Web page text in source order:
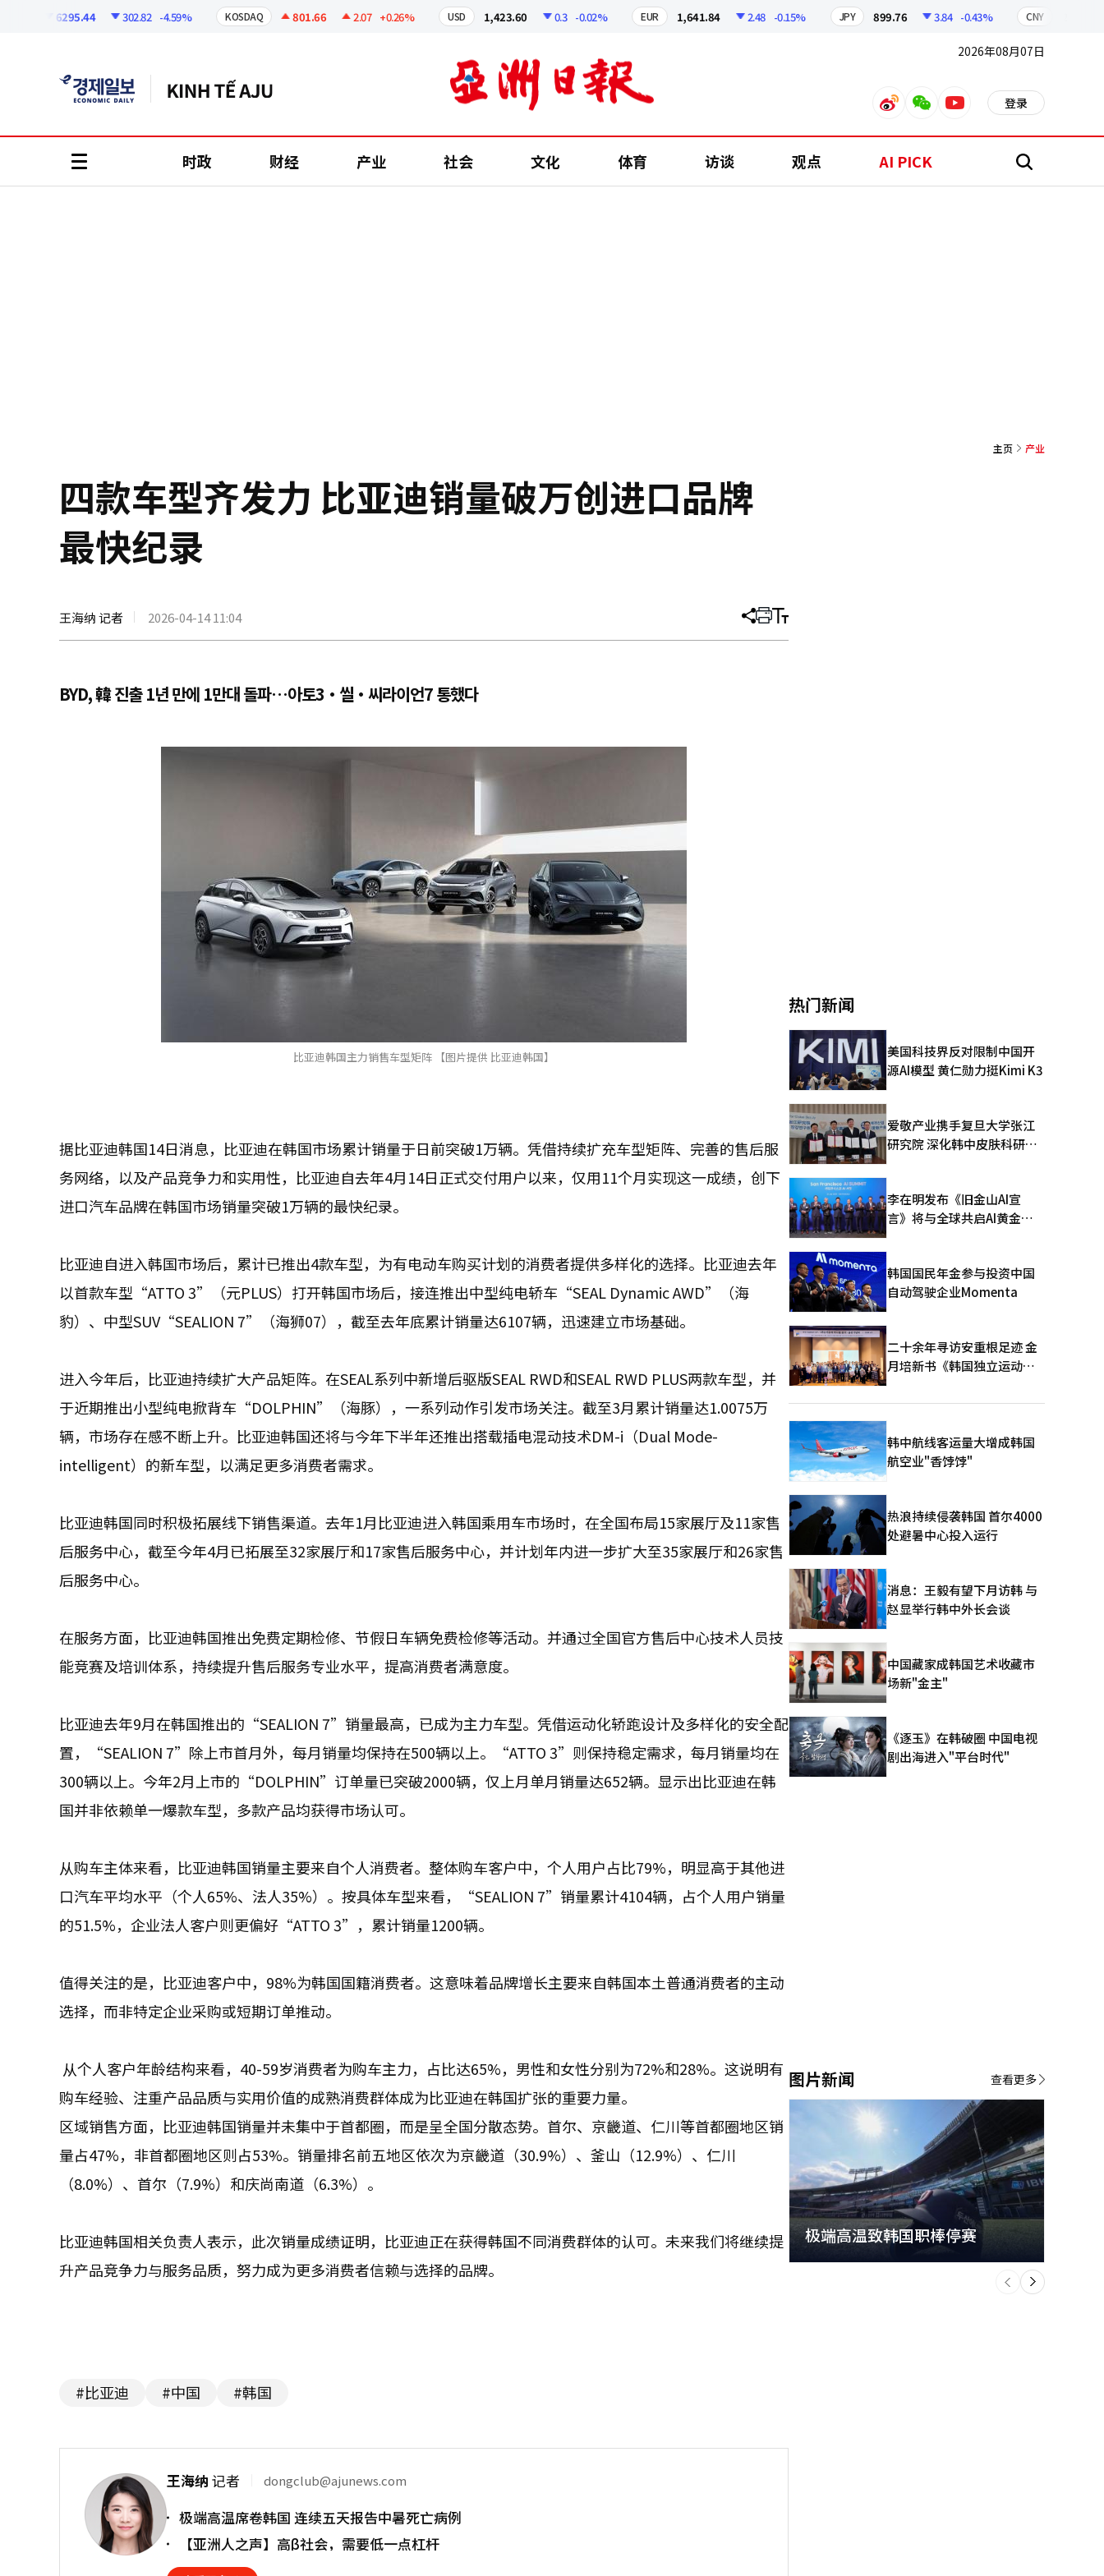
6295.44 302.82 -4.59% KOSDAQ 801.66 2.07 +0.26% USD 1,423.60 0.3 -0.02% EUR 1,641.84 2.48 -0.15% JPY 899.76 3.84 -0.43% CNY 210.96
2026年08月07日
weiboweixinyoutube 登录
时政 财经 产业 社会 文化 体育 访谈 观点 AI PICK 搜
主页 产业
四款车型齐发力 比亚迪销量破万创进口品牌
最快纪录
王海纳 记者 2026-04-14 11:04 分
文
打 调
大
BYD, 韓 진출 1년 만에 1만대 돌파…아토3·씰·씨라이언7 통했다
比亚迪韩国主力销售车型矩阵 【图片提供 比亚迪韩国】
据比亚迪韩国14日消息，比亚迪在韩国市场累计销量于日前突破1万辆。凭借持续扩充车型矩阵、完善的售后服
务网络，以及产品竞争力和实用性，比亚迪自去年4月14日正式交付用户以来，仅用11个月实现这一成绩，创下
进口汽车品牌在韩国市场销量突破1万辆的最快纪录。
比亚迪自进入韩国市场后，累计已推出4款车型，为有电动车购买计划的消费者提供多样化的选择。比亚迪去年
以首款车型“ATTO 3”（元PLUS）打开韩国市场后，接连推出中型纯电轿车“SEAL Dynamic AWD”（海
豹）、中型SUV“SEALION 7”（海狮07），截至去年底累计销量达6107辆，迅速建立市场基础。
进入今年后，比亚迪持续扩大产品矩阵。在SEAL系列中新增后驱版SEAL RWD和SEAL RWD PLUS两款车型，并
于近期推出小型纯电掀背车“DOLPHIN”（海豚），一系列动作引发市场关注。截至3月累计销量达1.0075万
辆，市场存在感不断上升。比亚迪韩国还将与今年下半年还推出搭载插电混动技术DM-i（Dual Mode-
intelligent）的新车型，以满足更多消费者需求。
比亚迪韩国同时积极拓展线下销售渠道。去年1月比亚迪进入韩国乘用车市场时，在全国布局15家展厅及11家售
后服务中心，截至今年4月已拓展至32家展厅和17家售后服务中心，并计划年内进一步扩大至35家展厅和26家售
后服务中心。
在服务方面，比亚迪韩国推出免费定期检修、节假日车辆免费检修等活动。并通过全国官方售后中心技术人员技
能竞赛及培训体系，持续提升售后服务专业水平，提高消费者满意度。
比亚迪去年9月在韩国推出的“SEALION 7”销量最高，已成为主力车型。凭借运动化轿跑设计及多样化的安全配
置，“SEALION 7”除上市首月外，每月销量均保持在500辆以上。“ATTO 3”则保持稳定需求，每月销量均在
300辆以上。今年2月上市的“DOLPHIN”订单量已突破2000辆，仅上月单月销量达652辆。显示出比亚迪在韩
国并非依赖单一爆款车型，多款产品均获得市场认可。
从购车主体来看，比亚迪韩国销量主要来自个人消费者。整体购车客户中，个人用户占比79%，明显高于其他进
口汽车平均水平（个人65%、法人35%）。按具体车型来看，“SEALION 7”销量累计4104辆，占个人用户销量
的51.5%，企业法人客户则更偏好“ATTO 3”，累计销量1200辆。
值得关注的是，比亚迪客户中，98%为韩国国籍消费者。这意味着品牌增长主要来自韩国本土普通消费者的主动
选择，而非特定企业采购或短期订单推动。
从个人客户年龄结构来看，40-59岁消费者为购车主力，占比达65%，男性和女性分别为72%和28%。这说明有
购车经验、注重产品品质与实用价值的成熟消费群体成为比亚迪在韩国扩张的重要力量。
区域销售方面，比亚迪韩国销量并未集中于首都圈，而是呈全国分散态势。首尔、京畿道、仁川等首都圈地区销
量占47%，非首都圈地区则占53%。销量排名前五地区依次为京畿道（30.9%）、釜山（12.9%）、仁川
（8.0%）、首尔（7.9%）和庆尚南道（6.3%）。
比亚迪韩国相关负责人表示，此次销量成绩证明，比亚迪正在获得韩国不同消费群体的认可。未来我们将继续提
升产品竞争力与服务品质，努力成为更多消费者信赖与选择的品牌。
#比亚迪 #中国 #韩国
王海纳 记者 dongclub@ajunews.com
极端高温席卷韩国 连续五天报告中暑死亡病例
【亚洲人之声】高β社会，需要低一点杠杆
热门新闻
美国科技界反对限制中国开
源AI模型 黄仁勋力挺Kimi K3
爱敬产业携手复旦大学张江
研究院 深化韩中皮肤科研合
李在明发布《旧金山AI宣
言》将与全球共启AI黄金时
韩国国民年金参与投资中国
自动驾驶企业Momenta
二十余年寻访安重根足迹 金
月培新书《韩国独立运动圣
版
韩中航线客运量大增成韩国
航空业"香饽饽"
热浪持续侵袭韩国 首尔4000
处避暑中心投入运行
消息：王毅有望下月访韩 与
赵显举行韩中外长会谈
中国藏家成韩国艺术收藏市
场新"金主"
《逐玉》在韩破圈 中国电视
剧出海进入"平台时代"
图片新闻
极端高温致韩国职棒停赛
下
一
个
查看更多